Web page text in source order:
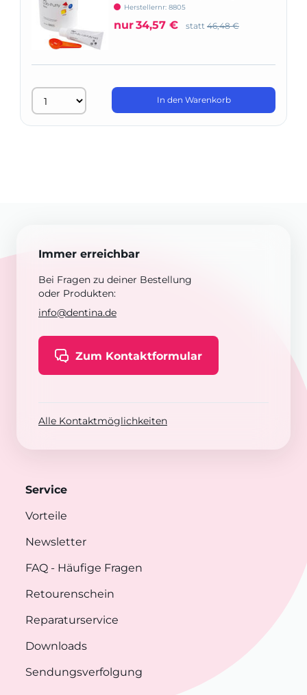
Herstellernr: 8805
nur34,57 € statt 46,48 €
In den Warenkorb
Immer erreichbar
Bei Fragen zu deiner Bestellung
oder Produkten:
info@dentina.de
Zum Kontaktformular
Alle Kontaktmöglichkeiten
Service
Vorteile
Newsletter
FAQ - Häufige Fragen
Retourenschein
Reparaturservice
Downloads
Sendungsverfolgung